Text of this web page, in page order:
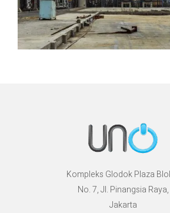
Kompleks Glodok Plaza
No. 7, Jl. Pinangsia Raya,
Jakarta